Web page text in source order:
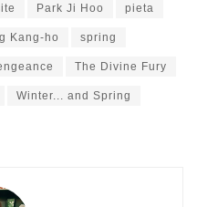
Park Ji Hoo pieta
Kang-ho spring
The Divine Fury
Winter... and Spring